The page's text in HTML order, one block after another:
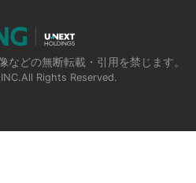
などの無断転載・引用を禁じます。
Rights Reserved.